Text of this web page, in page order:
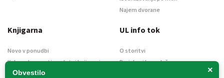
×
Obvestilo
Najem dvorane
Knjigarna
Novo v ponudbi
Kako nakupovati v spletni knjigarni
UL info tok
O storitvi
Preizkusi brezplačno